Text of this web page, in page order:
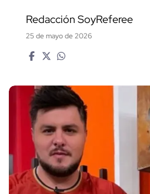
Redacción SoyReferee
25 de mayo de 2026